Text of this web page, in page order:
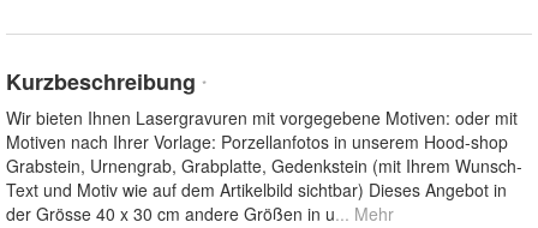
Kurzbeschreibung *
Wir bieten Ihnen Lasergravuren mit vorgegebene Motiven: oder mit
Motiven nach Ihrer Vorlage: Porzellanfotos in unserem Hood-shop
Grabstein, Urnengrab, Grabplatte, Gedenkstein (mit Ihrem Wunsch-
Text und Motiv wie auf dem Artikelbild sichtbar) Dieses Angebot in
der Grösse 40 x 30 cm andere Größen in u... Mehr